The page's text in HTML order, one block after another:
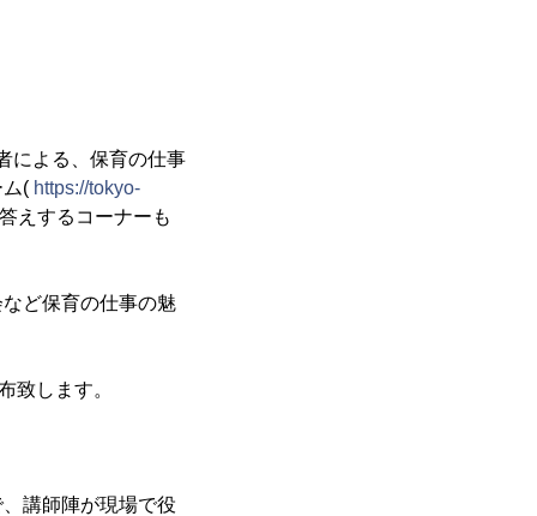
による、保育の仕事
( https://tokyo-
えするコーナーも
ど保育の仕事の魅
致します。
講師陣が現場で役